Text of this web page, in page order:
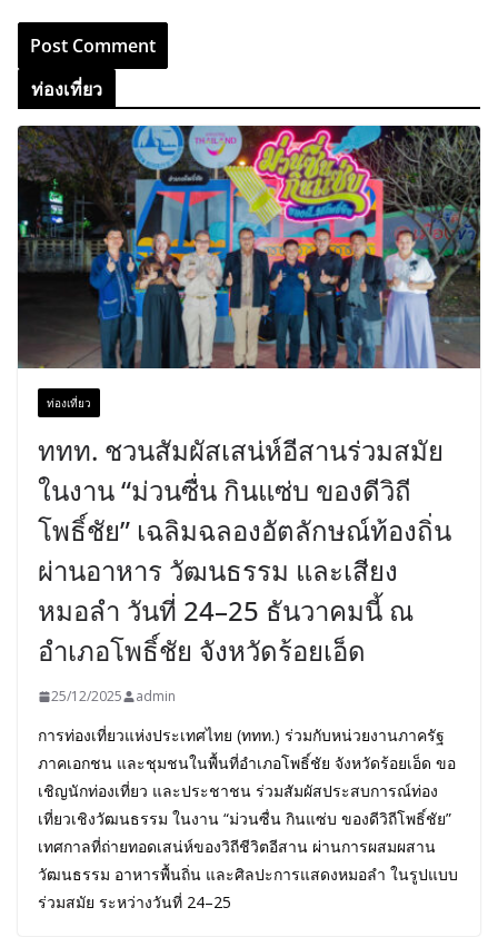
ท่องเที่ยว
ท่องเที่ยว
ททท. ชวนสัมผัสเสน่ห์อีสานร่วมสมัย
ในงาน “ม่วนซื่น กินแซ่บ ของดีวิถี
โพธิ์ชัย” เฉลิมฉลองอัตลักษณ์ท้องถิ่น
ผ่านอาหาร วัฒนธรรม และเสียง
หมอลำ วันที่ 24–25 ธันวาคมนี้ ณ
อำเภอโพธิ์ชัย จังหวัดร้อยเอ็ด
25/12/2025 admin
การท่องเที่ยวแห่งประเทศไทย (ททท.) ร่วมกับหน่วยงานภาครัฐ
ภาคเอกชน และชุมชนในพื้นที่อำเภอโพธิ์ชัย จังหวัดร้อยเอ็ด ขอ
เชิญนักท่องเที่ยว และประชาชน ร่วมสัมผัสประสบการณ์ท่อง
เที่ยวเชิงวัฒนธรรม ในงาน “ม่วนซื่น กินแซ่บ ของดีวิถีโพธิ์ชัย”
เทศกาลที่ถ่ายทอดเสน่ห์ของวิถีชีวิตอีสาน ผ่านการผสมผสาน
วัฒนธรรม อาหารพื้นถิ่น และศิลปะการแสดงหมอลำ ในรูปแบบ
ร่วมสมัย ระหว่างวันที่ 24–25